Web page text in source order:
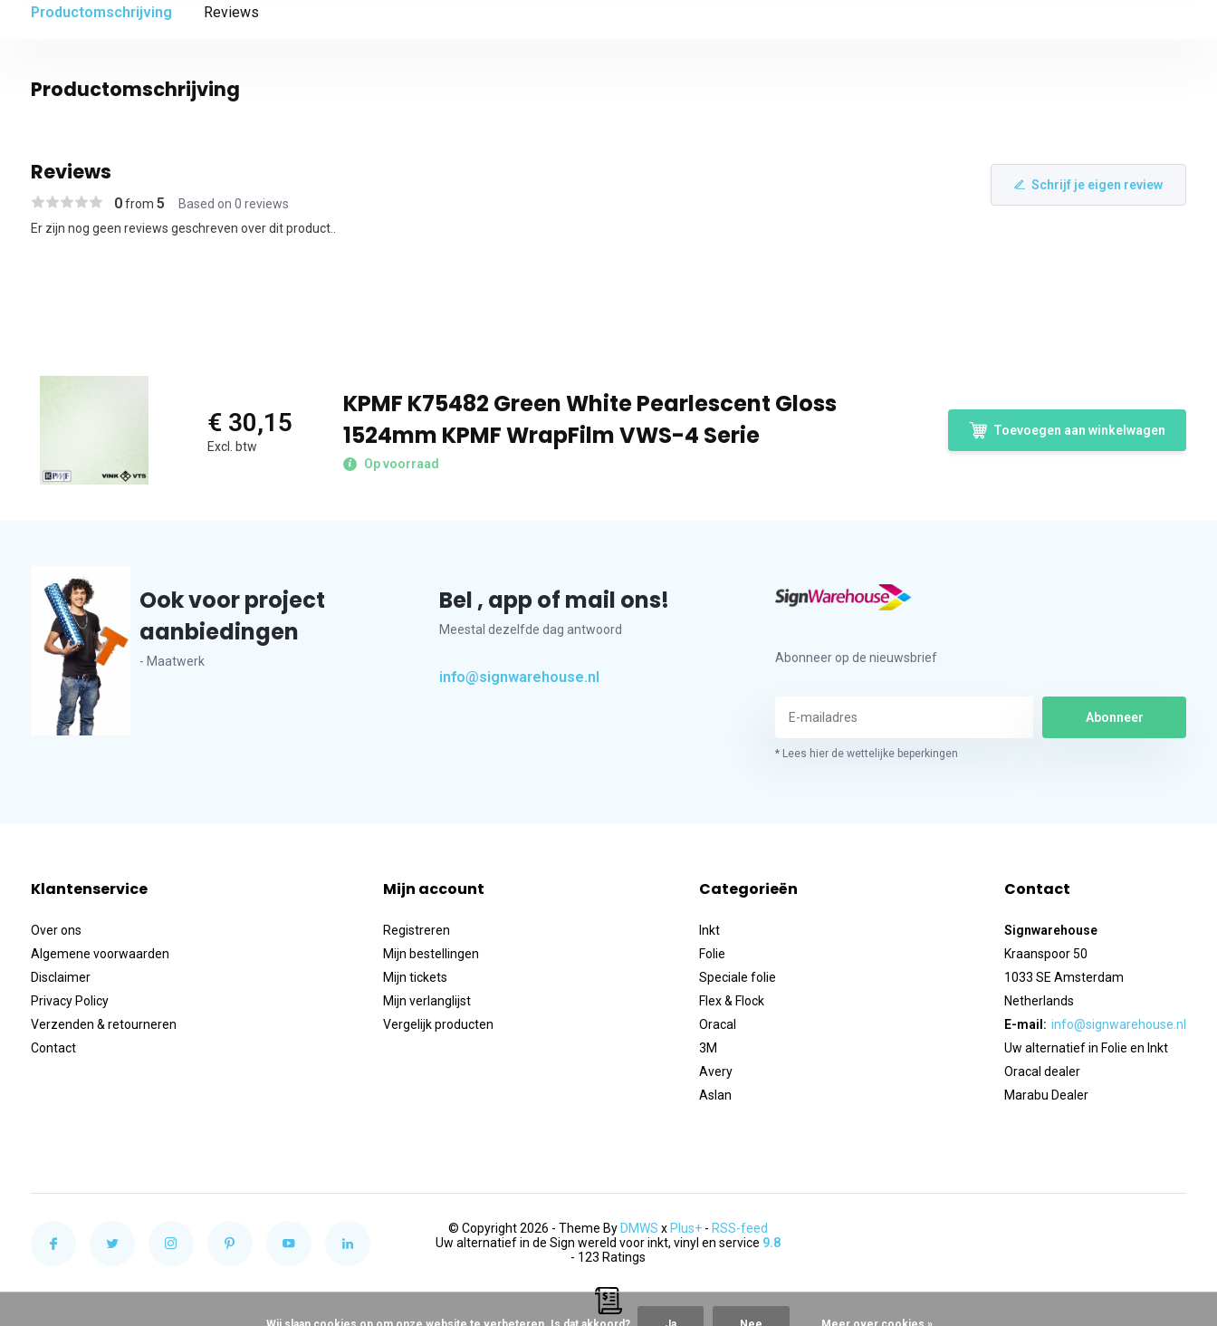
Productomschrijving Reviews
Productomschrijving
Reviews
0from 5 Based on 0 reviews
Schrijf je eigen review
Er zijn nog geen reviews geschreven over dit product..
€ 30,15
Excl. btw
KPMF K75482 Green White Pearlescent Gloss
1524mm KPMF WrapFilm VWS-4 Serie
Op voorraad
Toevoegen aan winkelwagen
Ook voor project
aanbiedingen
- Maatwerk
Bel , app of mail ons!
Meestal dezelfde dag antwoord
info@signwarehouse.nl
Abonneer op de nieuwsbrief
Abonneer
* Lees hier de wettelijke beperkingen
Klantenservice
Over ons
Algemene voorwaarden
Disclaimer
Privacy Policy
Verzenden & retourneren
Contact
Mijn account
Registreren
Mijn bestellingen
Mijn tickets
Mijn verlanglijst
Vergelijk producten
Categorieën
Inkt
Folie
Speciale folie
Flex & Flock
Oracal
3M
Avery
Aslan
Contact
Signwarehouse
Kraanspoor 50
1033 SE Amsterdam
Netherlands
E-mail: info@signwarehouse.nl
Uw alternatief in Folie en Inkt
Oracal dealer
Marabu Dealer
© Copyright 2026 - Theme By DMWS x Plus+ - RSS-feed
Uw alternatief in de Sign wereld voor inkt, vinyl en service 9.8
- 123 Ratings